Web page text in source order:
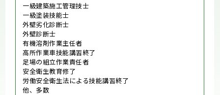
一級建築施工管理技士
一級塗装技能士
外壁劣化診断士
外壁診断士
有機溶剤作業主任者
高所作業車技能講習終了
足場の組立作業責任者
安全衛生教育修了
労働安全衛生法による技能講習終了
他、多数